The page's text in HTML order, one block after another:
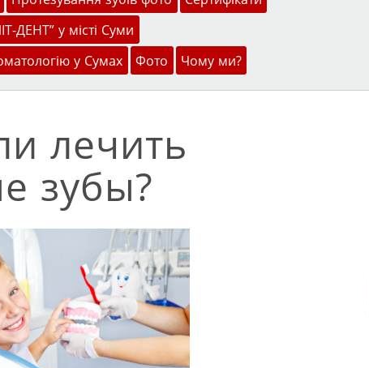
ДЕНТ” у місті Суми
у Сумах
Фото Чому ми?
лечить
зубы?